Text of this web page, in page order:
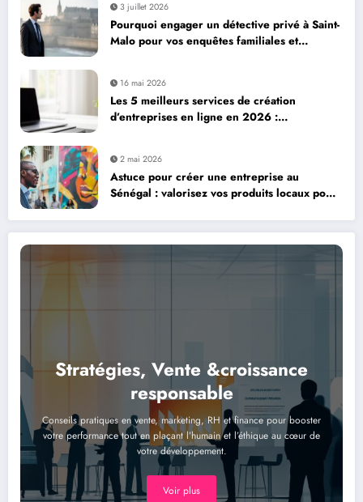
3 juillet 2026
Pourquoi engager un détective privé à Saint-
Malo pour vos enquêtes familiales et
16 mai 2026
Les 5 meilleurs services de création
d’entreprises en ligne en 2026 :
2 mai 2026
Astuce pour créer une entreprise au
Sénégal : valorisez vos produits locaux pour
Stratégies, Vente &croissance
responsable
Conseils pratiques en vente, marketing, RH et finance pour booster
votre performance tout en plaçant l’humain et l’éthique au cœur de
votre développement.
Voir plus